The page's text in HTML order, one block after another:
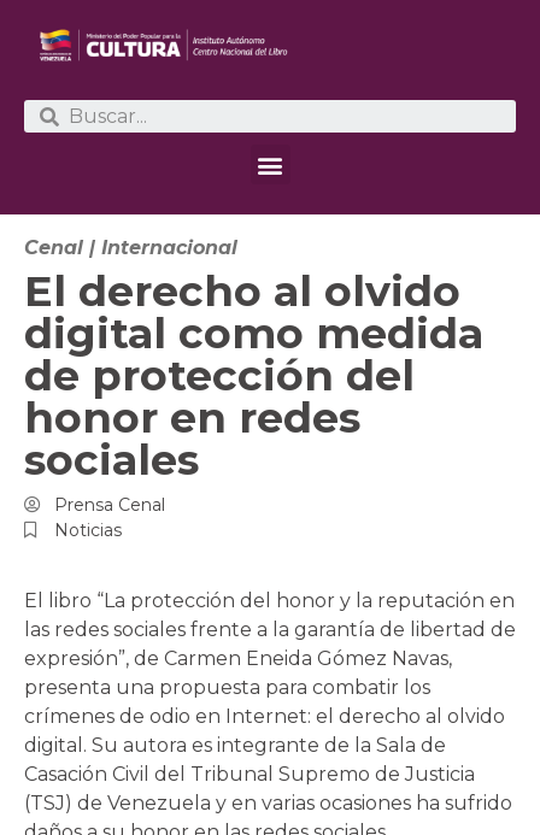
Cenal | Internacional
El derecho al olvido
digital como medida
de protección del
honor en redes
sociales
Prensa Cenal
Noticias
El libro “La protección del honor y la reputación en
las redes sociales frente a la garantía de libertad de
expresión”, de Carmen Eneida Gómez Navas,
presenta una propuesta para combatir los
crímenes de odio en Internet: el derecho al olvido
digital. Su autora es integrante de la Sala de
Casación Civil del Tribunal Supremo de Justicia
(TSJ) de Venezuela y en varias ocasiones ha sufrido